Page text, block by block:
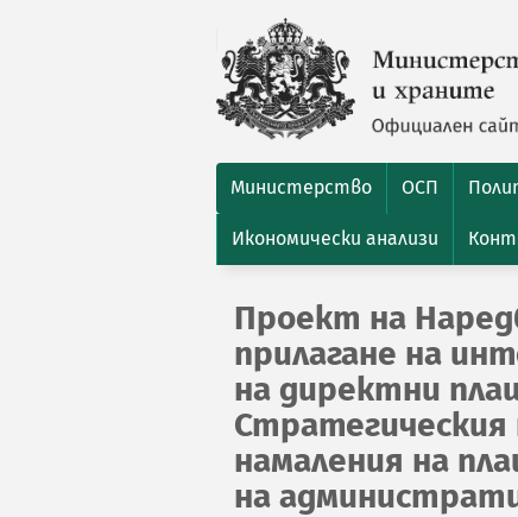
Министерство ОСП
Икономически анализи
Проект на
прилагане на
на директни
Стратегическия
намаления на
на